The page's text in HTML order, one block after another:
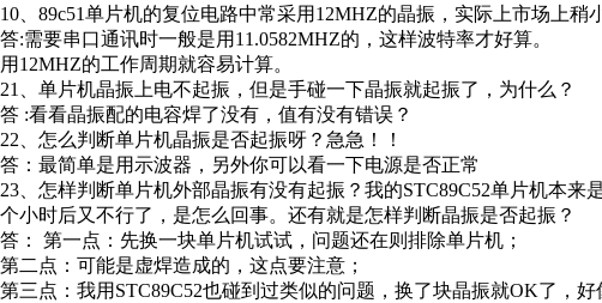
10、89c51单片机的复位电路中常采用12MHZ的晶振，实际上市场上稍
答:需要串口通讯时一般是用11.0582MHZ的，这样波特率才好算。
用12MHZ的工作周期就容易计算。
21、单片机晶振上电不起振，但是手碰一下晶振就起振了，为什么？
答 :看看晶振配的电容焊了没有，值有没有错误？
22、怎么判断单片机晶振是否起振呀？急急！！
答：最简单是用示波器，另外你可以看一下电源是否正常
23、怎样判断单片机外部晶振有没有起振？我的STC89C52单片机本
个小时后又不行了，是怎么回事。还有就是怎样判断晶振是否起振？
答： 第一点：先换一块单片机试试，问题还在则排除单片机；
第二点：可能是虚焊造成的，这点要注意；
第三点：我用STC89C52也碰到过类似的问题，换了块晶振就OK了，好